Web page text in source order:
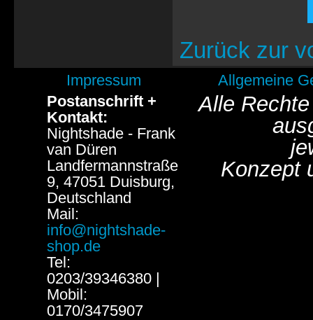
Zurück zur
Impressum
Allgemeine
Postanschrift +
Kontakt:
Nightshade - Frank
van Düren
Landfermannstraße
9, 47051 Duisburg,
Deutschland
Mail:
info@nightshade-
shop.de
Tel:
0203/39346380 |
Mobil:
0170/3475907
Alle
Konzept